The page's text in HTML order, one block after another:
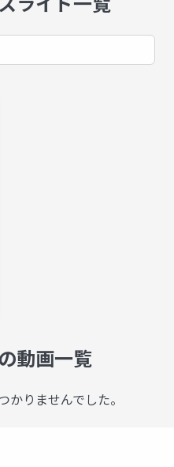
動画一覧
りませんでした。